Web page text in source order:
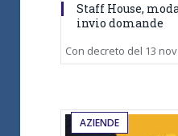
Staff House,
invio domande
Con decreto del 13
AZIENDE